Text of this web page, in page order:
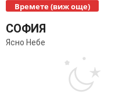
Времете (виж още)
СОФИЯ
Ясно Небе